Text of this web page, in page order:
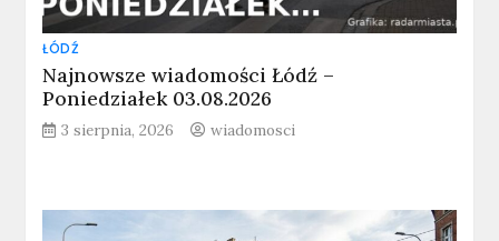
ŁÓDŹ
Najnowsze wiadomości Łódź –
Poniedziałek 03.08.2026
3 sierpnia, 2026 wiadomosci